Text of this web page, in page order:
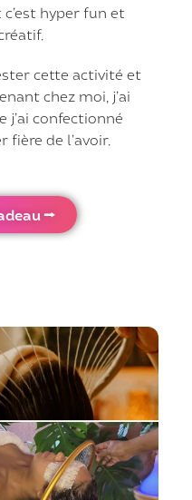
hyper fun et
cette activité et
chez moi, j’ai
j’ai confectionné
de l’avoir.
⭢